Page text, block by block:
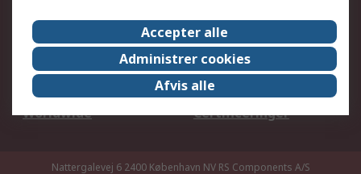
Om RS
Salgsbetingelser
Det juridiske
Pressecenter
Job hos RS
ESG
Worldwide
Certificeringer
Nattergalevej 6 2400 København NV RS Components A/S
Accepter alle
Administrer cookies
Afvis alle